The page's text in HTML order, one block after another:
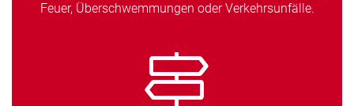
Feuer, Überschwemmungen oder Verkehrsunfälle.